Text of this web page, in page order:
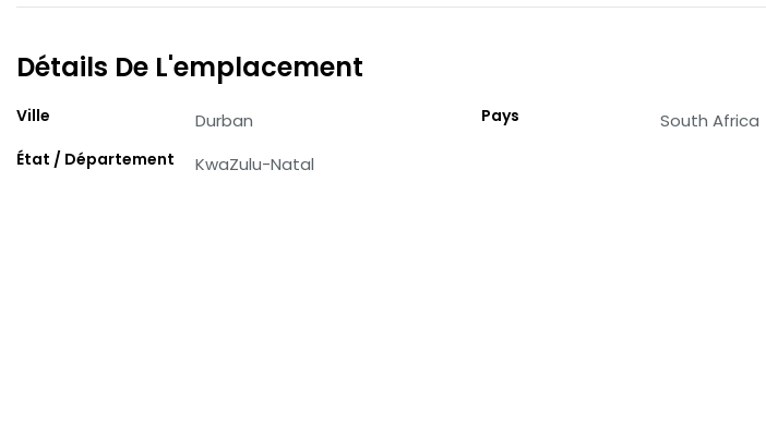
Détails De L'emplacement
Ville Durban
État / Département KwaZulu-Natal
Pays South Africa